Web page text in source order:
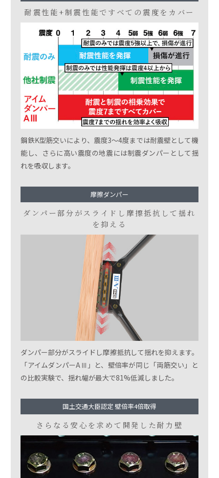
耐震性能+制震性能で すべての震度をカバー
鋼鉄K型筋交いにより、震度3〜4度までは耐震壁として機
能し、さらに高い震度の地震には制震ダンパーとして揺
れを吸収します。
摩擦ダンパー
ダンパー部分がスライドし 摩擦抵抗して揺れ
を抑える
ダンパー部分がスライドし摩擦抵抗して揺れを抑えます。
「アイムダンパーAⅢ」と、壁倍率が同じ「両筋交い」と
の比較実験で、揺れ幅が最大で81%低減しました。
国土交通大臣認定 壁倍率4倍取得
さらなる安心を求めて 開発した耐力壁